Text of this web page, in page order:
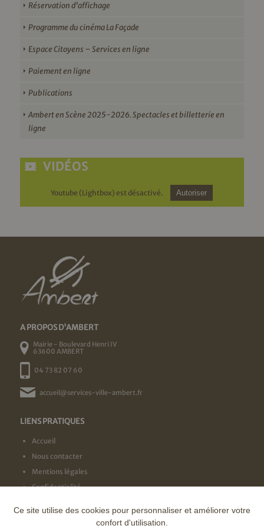
Réservation d’affichage
Programme du cinéma La Façade
Espace Citoyens – Services en ligne
Paiement en ligne
Publications
Ambert en Scène 2025-2026. Spectacles et billetterie en
ligne
VIDÉOS
Youtube (Lightbox) est désactivé. Autoriser
A PROPOS D'AMBERT
Mairie - Boulevard Henri IV
63600 AMBERT
04 73 82 07 60
accueil@services-ville-ambert.fr
LIENS PRATIQUES
Accueil
Nous contacter
Mentions légales
Confidentialité
NOS LABELS
Ce site utilise des cookies pour personnaliser et améliorer votre
confort d'utilisation.